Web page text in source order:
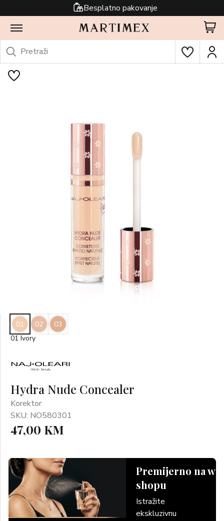
Besplatno pakovanje
Hydra Nude Concealer
Korektor
SKU: NO580301
47,00 KM
Premijerno na
shopu
Istražite
ekskluzivnu
01 02
03
01 Ivory